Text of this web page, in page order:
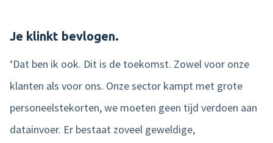
Je klinkt bevlogen.
‘Dat ben ik ook. Dit is de toekomst. Zowel voor onze
klanten als voor ons. Onze sector kampt met grote
personeelstekorten, we moeten geen tijd verdoen aan
datainvoer. Er bestaat zoveel geweldige,